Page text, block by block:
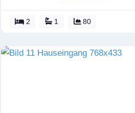
2 1 80